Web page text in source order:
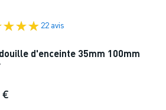
22 avis
d'enceinte 35mm 100mm